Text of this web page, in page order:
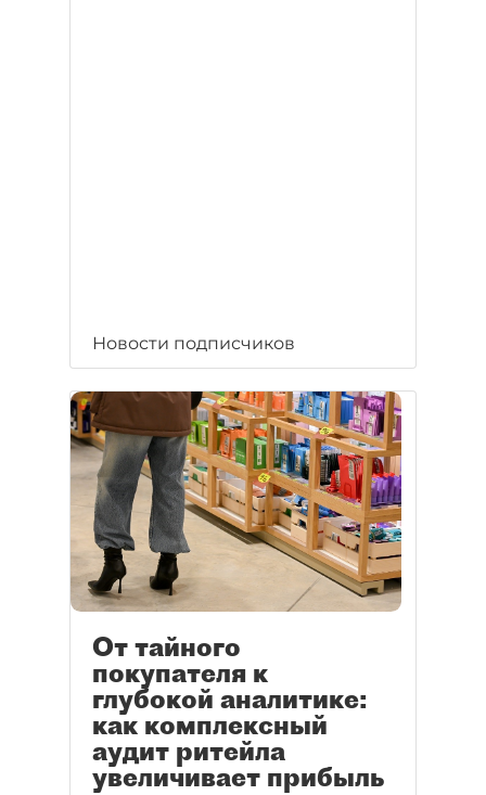
Новости подписчиков
От тайного
покупателя к
глубокой аналитике:
как комплексный
аудит ритейла
увеличивает прибыль